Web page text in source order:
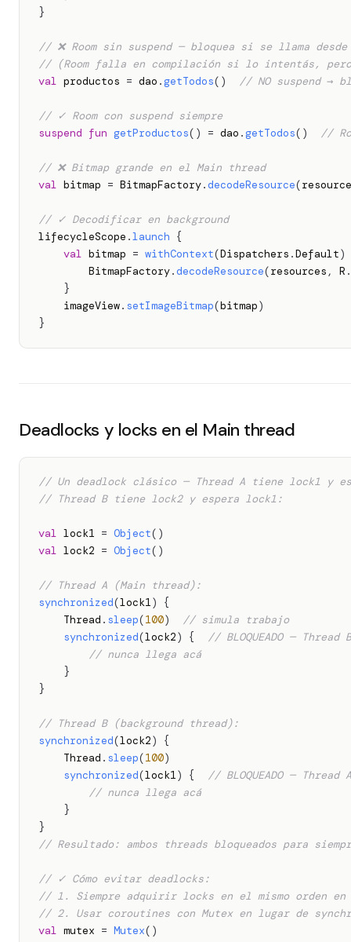
}
// ❌ Room sin suspend — bloquea si se llama
// (Room falla en compilación si lo intentás, pero
val productos = dao .getTodos( ) // NO suspend →
// ✓ Room con suspend siempre
suspend fun getProductos( ) = dao .getTodos( ) //
// ❌ Bitmap grande en el Main thread
val bitmap = BitmapFactory.decodeResource(
// ✓ Decodificar en background
lifecycleScope .launch {
val bitmap = withContext(Dispatchers .Default)
        BitmapFactory
.decodeResource(resources , R .
}
    imageView
. setImageBitmap(bitmap)
}
Deadlocks y locks en el Main thread
// Un deadlock clásico — Thread A tiene lock1 y
// Thread B tiene lock2 y espera lock1:
val lock1 = Object( )
val lock2 = Object( )
// Thread A (Main thread):
synchronized(lock1)
{
    Thread
. sleep(100)
// simula trabajo
synchronized(lock2) {
// BLOQUEADO —
// nunca llega acá
}
}
// Thread B (background thread):
synchronized(lock2)
{
    Thread
. sleep(100)
synchronized(lock1) {
// BLOQUEADO —
// nunca llega acá
}
}
// Resultado: ambos threads bloqueados para
// ✓ Cómo evitar deadlocks:
// 1. Siempre adquirir locks en el mismo orden
// 2. Usar coroutines con Mutex en lugar de
val mutex = Mutex( )